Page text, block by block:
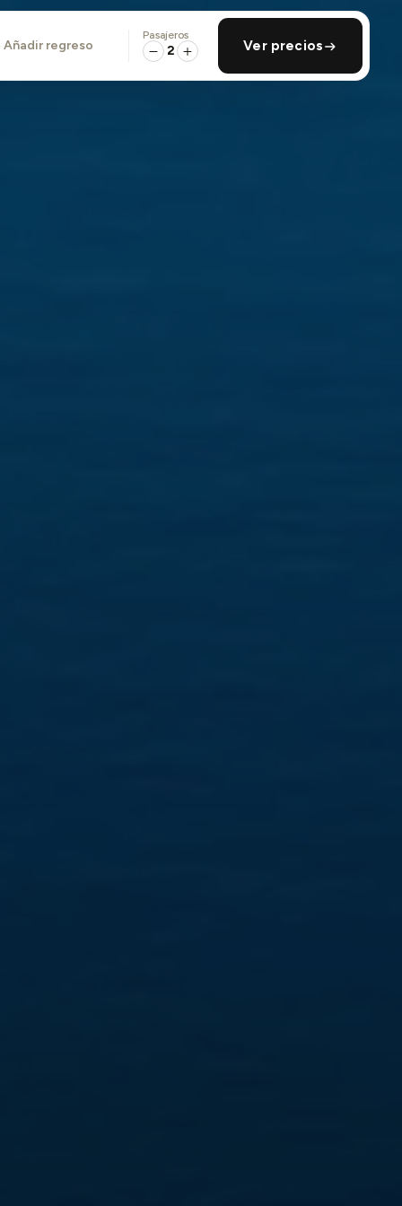
añadir regreso
Pasajeros
2 Ver precios